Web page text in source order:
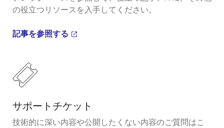
の役立つリソースを入手してください。
記事を参照する
サポートチケット
技術的に深い内容や公開したくない内容のご質問はこ